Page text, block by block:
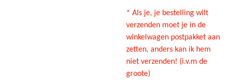
* Als je, je bestelling wilt
verzenden moet je in de
winkelwagen postpakket aan
zetten, anders kan ik hem
niet verzenden! (i.v.m de
groote)